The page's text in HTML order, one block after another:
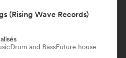
(Rising Wave Records)
Drum and BassFuture house